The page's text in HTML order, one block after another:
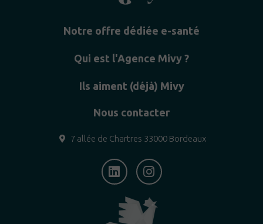
Notre offre dédiée e-santé
Qui est l'Agence Mivy ?
Ils aiment (déjà) Mivy
Nous contacter
7 allée de Chartres 33000 Bordeaux